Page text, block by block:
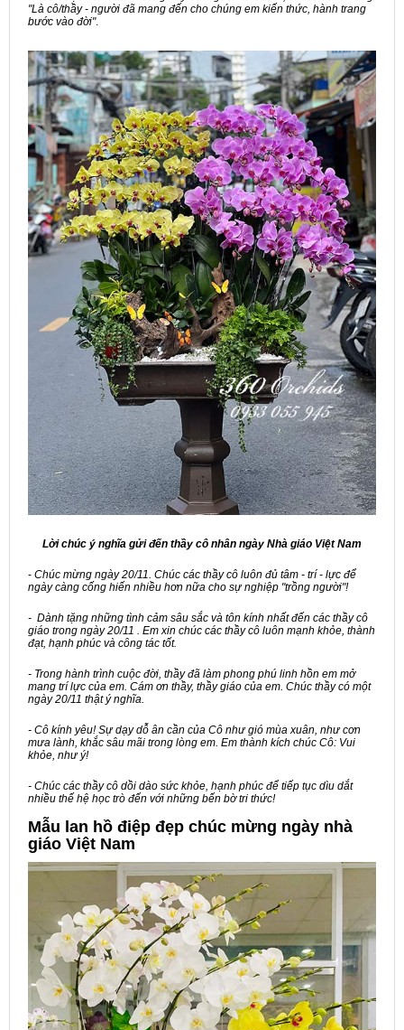
"Là cô/thầy - người đã mang đến cho chúng em kiến thức, hành trang
bước vào đời".
Lời chúc ý nghĩa gửi đến thầy cô nhân ngày Nhà giáo Việt Nam
- Chúc mừng ngày 20/11. Chúc các thầy cô luôn đủ tâm - trí - lực để
ngày càng cống hiến nhiều hơn nữa cho sự nghiệp "trồng người"!
- Dành tặng những tình cảm sâu sắc và tôn kính nhất đến các thầy cô
giáo trong ngày 20/11 . Em xin chúc các thầy cô luôn mạnh khỏe, thành
đạt, hạnh phúc và công tác tốt.
- Trong hành trình cuộc đời, thầy đã làm phong phú linh hồn em mở
mang trí lực của em. Cám ơn thầy, thầy giáo của em. Chúc thầy có một
ngày 20/11 thật ý nghĩa.
- Cô kính yêu! Sự dạy dỗ ân cần của Cô như gió mùa xuân, như cơn
mưa lành, khắc sâu mãi trong lòng em. Em thành kích chúc Cô: Vui
khỏe, như ý!
- Chúc các thầy cô dồi dào sức khỏe, hạnh phúc để tiếp tục dìu dắt
nhiều thế hệ học trò đến với những bến bờ tri thức!
Mẫu lan hồ điệp đẹp chúc mừng ngày nhà
giáo Việt Nam